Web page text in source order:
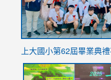
上大國小第62屆畢業典
link
link